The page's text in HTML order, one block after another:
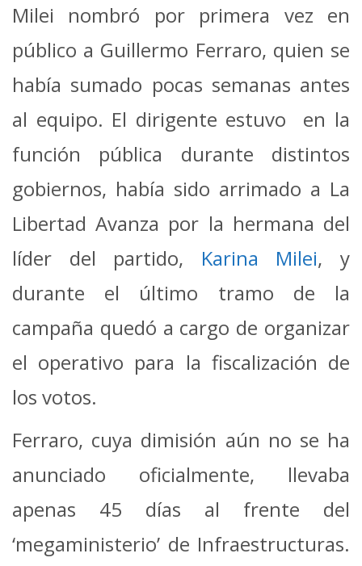
Milei nombró por primera vez en
público a Guillermo Ferraro, quien se
había sumado pocas semanas antes
al equipo. El dirigente estuvo en la
función pública durante distintos
gobiernos, había sido arrimado a La
Libertad Avanza por la hermana del
líder del partido, Karina Milei, y
durante el último tramo de la
campaña quedó a cargo de organizar
el operativo para la fiscalización de
los votos.
Ferraro, cuya dimisión aún no se ha
anunciado oficialmente, llevaba
apenas 45 días al frente del
‘megaministerio’ de Infraestructuras.